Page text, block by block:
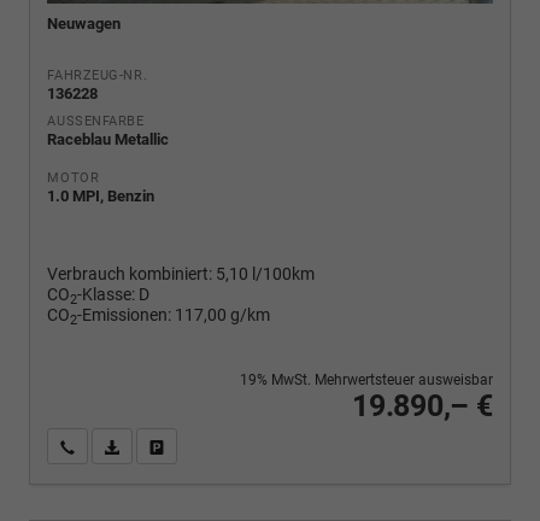
Neuwagen
FAHRZEUG-NR.
136228
AUSSENFARBE
Raceblau Metallic
MOTOR
1.0 MPI, Benzin
Verbrauch kombiniert: 5,10 l/100km
CO2-Klasse: D
CO2-Emissionen: 117,00 g/km
19.890,– €
19% MwSt. Mehrwertsteuer ausweisbar
Wir rufen Sie anPDF-Fahrzeugexposé drucken